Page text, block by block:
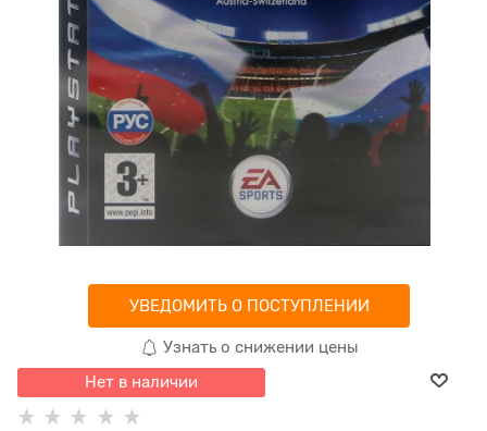
УВЕДОМИТЬ О ПОСТУПЛЕНИИ
Узнать о снижении цены
Нет в наличии